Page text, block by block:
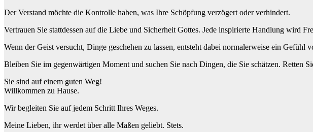
Der Verstand möchte die Kontrolle haben, was Ihre Schöpfung verzögert oder verhindert.
Vertrauen Sie stattdessen auf die Liebe und Sicherheit Gottes. Jede inspirierte Handlung wird
Wenn der Geist versucht, Dinge geschehen zu lassen, entsteht dabei normalerweise ein Gefühl
Bleiben Sie im gegenwärtigen Moment und suchen Sie nach Dingen, die Sie schätzen. Retten
Sie sind auf einem guten Weg!
Willkommen zu Hause.
Wir begleiten Sie auf jedem Schritt Ihres Weges.
Meine Lieben, ihr werdet über alle Maßen geliebt. Stets.